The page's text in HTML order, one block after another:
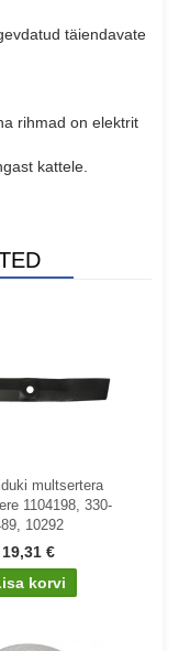
täiendavate
rihmad on elektrit
kattele.
multsertera
1104198, 330-
10292
19,31 €